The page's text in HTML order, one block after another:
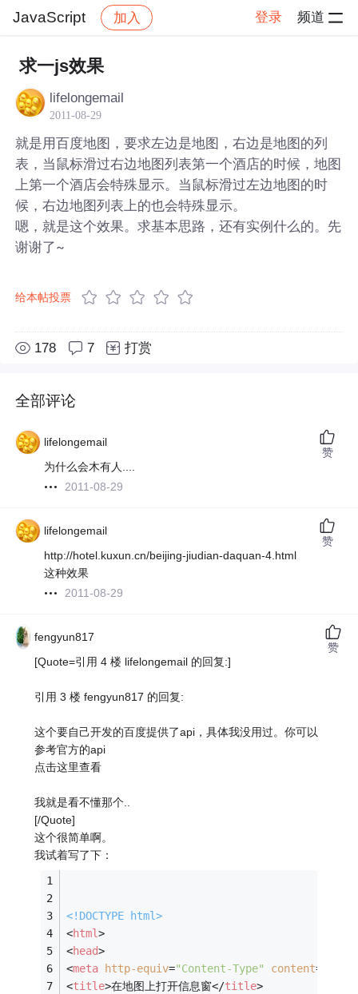
JavaScript 加入 登录 频道
社区 JavaScript
求一js效果
lifelongemail
2011-08-29
就是用百度地图，要求左边是地图，右边是地图的列
表，当鼠标滑过右边地图列表第一个酒店的时候，地图
上第一个酒店会特殊显示。当鼠标滑过左边地图的时
候，右边地图列表上的也会特殊显示。
嗯，就是这个效果。求基本思路，还有实例什么的。先
谢谢了~
给本帖投票
178 7 打赏
全部评论
lifelongemail
为什么会木有人....
2011-08-29
赞
lifelongemail
http://hotel.kuxun.cn/beijing-jiudian-daquan-4.html
这种效果
2011-08-29
赞
fengyun817
[Quote=引用 4 楼 lifelongemail 的回复:]
引用 3 楼 fengyun817 的回复:
这个要自己开发的百度提供了api，具体我没用过。你可以
参考官方的api
点击这里查看
我就是看不懂那个..
[/Quote]
这个很简单啊。
我试着写了下：
<!DOCTYPE html>
<html>
<head>
<meta http-equiv="Content-Type" content=
<title>在地图上打开信息窗</title>
赞